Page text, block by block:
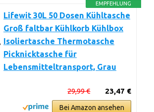
EMPFEHLUNG
Lifewit 30L 50 Dosen Kühltasche
Groß faltbar Kühlkorb Kühlbox
Isoliertasche Thermotasche
Picknicktasche für
Lebensmitteltransport, Grau
23,47 €
29,99 €
Bei Amazon ansehen